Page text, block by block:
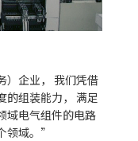
）企业， 我们凭借
的组装能力， 满足
域电气组件的电路
领域。”